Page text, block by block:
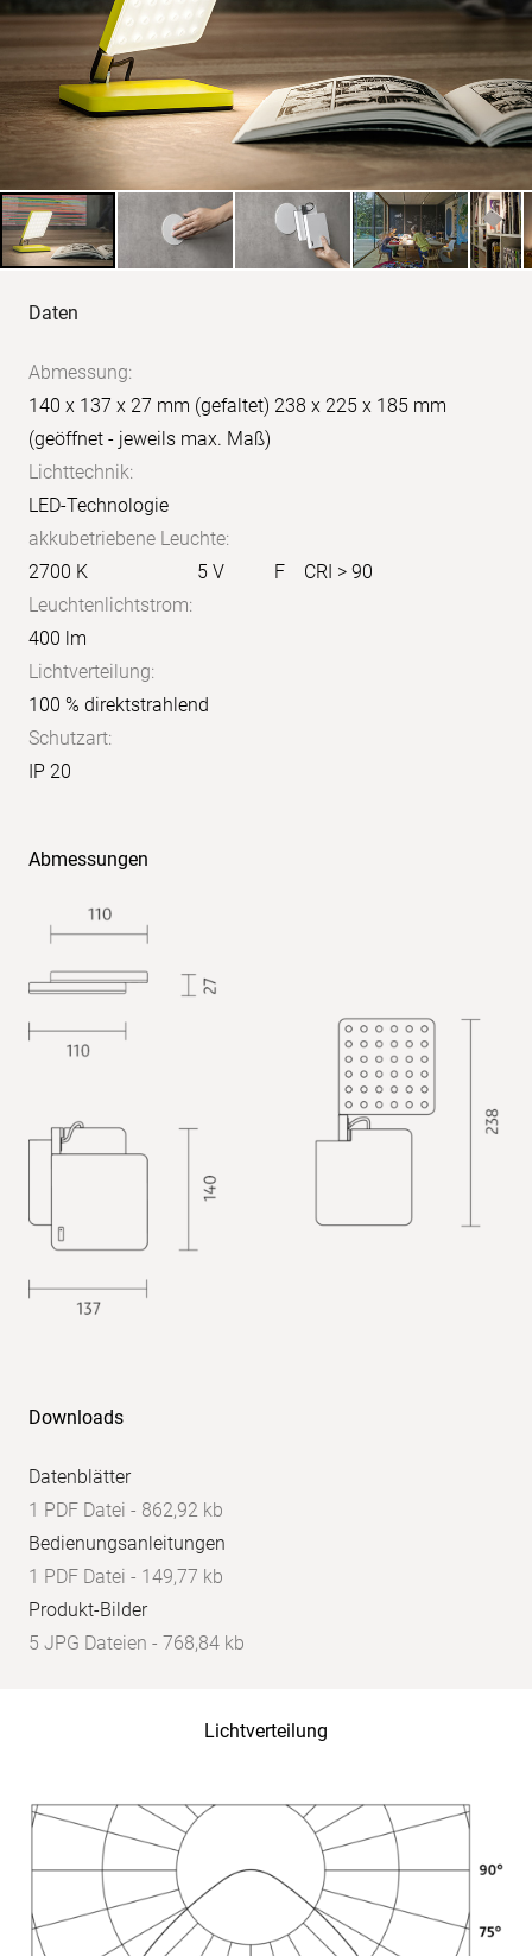
Produkt-
Daten
Daten
Abmessung:
140 x 137 x 27 mm (gefaltet) 238 x 225 x 185 mm
(geöffnet - jeweils max. Maß)
Lichttechnik:
LED-Technologie
akkubetriebene Leuchte:
2700 K
5 V F
CRI > 90
Leuchtenlichtstrom:
400 lm
Lichtverteilung:
100 % direktstrahlend
Schutzart:
IP 20
Abmessungen
Downloads
Datenblätter
1 PDF Datei - 862,92 kb
Bedienungsanleitungen
1 PDF Datei - 149,77 kb
Produkt-Bilder
5 JPG Dateien - 768,84 kb
Lichtverteilung